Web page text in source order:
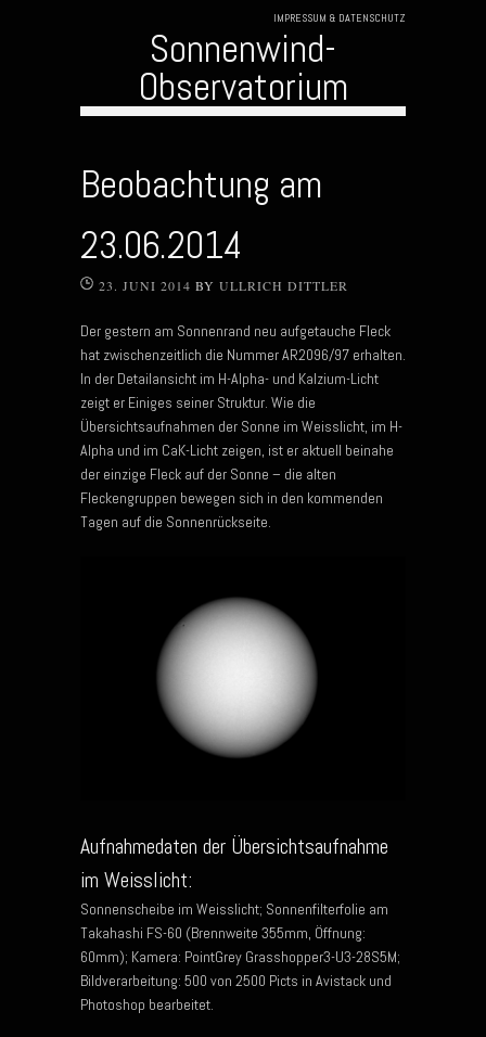
IMPRESSUM & DATENSCHUTZ
Sonnenwind-
Observatorium
Beobachtung am
23.06.2014
23. JUNI 2014 BY ULLRICH DITTLER
Der gestern am Sonnenrand neu aufgetauche Fleck
hat zwischenzeitlich die Nummer AR2096/97 erhalten.
In der Detailansicht im H-Alpha- und Kalzium-Licht
zeigt er Einiges seiner Struktur. Wie die
Übersichtsaufnahmen der Sonne im Weisslicht, im H-
Alpha und im CaK-Licht zeigen, ist er aktuell beinahe
der einzige Fleck auf der Sonne – die alten
Fleckengruppen bewegen sich in den kommenden
Tagen auf die Sonnenrückseite.
Aufnahmedaten der Übersichtsaufnahme
im Weisslicht:
Sonnenscheibe im Weisslicht; Sonnenfilterfolie am
Takahashi FS-60 (Brennweite 355mm, Öffnung:
60mm); Kamera: PointGrey Grasshopper3-U3-28S5M;
Bildverarbeitung: 500 von 2500 Picts in Avistack und
Photoshop bearbeitet.